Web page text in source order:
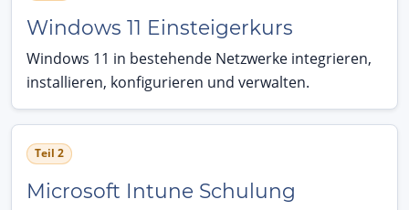
Windows 11 Einsteigerkurs
Windows 11 in bestehende Netzwerke integrieren,
installieren, konfigurieren und verwalten.
Teil 2
Microsoft Intune Schulung